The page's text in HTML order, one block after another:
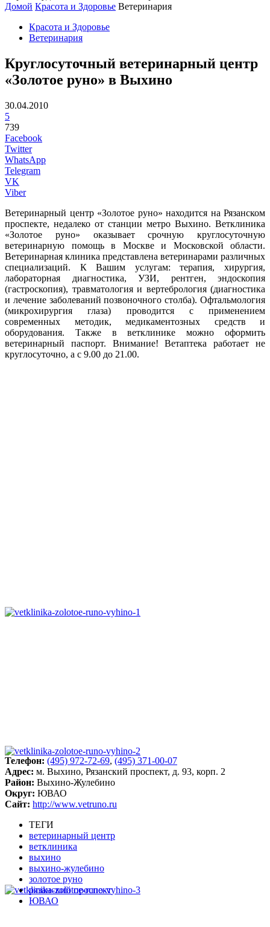
Домой Красота и Здоровье Ветеринария
Красота и Здоровье
Ветеринария
Круглосуточный ветеринарный центр
«Золотое руно» в Выхино
30.04.2010
5
739
Facebook
Twitter
WhatsApp
Telegram
VK
Viber
Ветеринарный центр «Золотое руно» находится на Рязанском
проспекте, недалеко от станции метро Выхино. Ветклиника
«Золотое руно» оказывает срочную круглосуточную
ветеринарную помощь в Москве и Московской области.
Ветеринарная клиника представлена ветеринарами различных
специализаций. К Вашим услугам: терапия, хирургия,
лабораторная диагностика, УЗИ, рентген, эндоскопия
(гастроскопия), травматология и вертебрология (диагностика
и лечение заболеваний позвоночного столба). Офтальмология
(микрохирургия глаза) проводится с применением
современных методик, медикаментозных средств и
оборудования. Также в ветклинике можно оформить
ветеринарный паспорт. Внимание! Ветаптека работает не
круглосуточно, а с 9.00 до 21.00.
Телефон: (495) 972-72-69, (495) 371-00-07
Адрес: м. Выхино, Рязанский проспект, д. 93, корп. 2
Район: Выхино-Жулебино
Округ: ЮВАО
Сайт: http://www.vetruno.ru
ТЕГИ
ветеринарный центр
ветклиника
выхино
выхино-жулебино
золотое руно
рязанский проспект
ЮВАО